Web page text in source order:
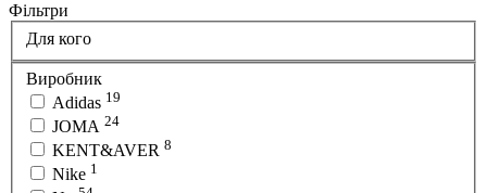
Фільтри
Для кого
Виробник
Adidas 19
JOMA 24
KENT&AVER 8
Nike 1